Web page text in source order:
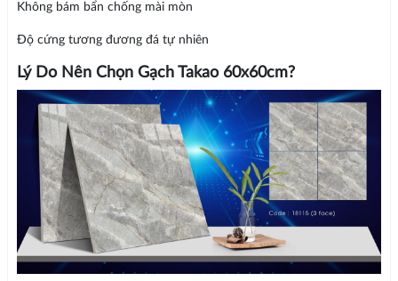
Không bám bẩn chống mài mòn
Độ cứng tương đương đá tự nhiên
Lý Do Nên Chọn Gạch Takao 60x60cm?